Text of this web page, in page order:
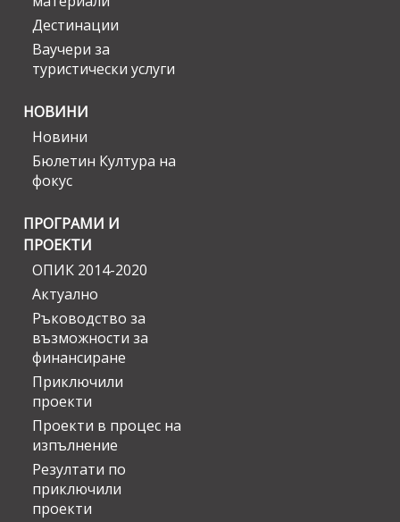
Дестинации
Ваучери за
туристически услуги
НОВИНИ
Новини
Бюлетин Култура на
фокус
ПРОГРАМИ И
ПРОЕКТИ
ОПИК 2014-2020
Актуално
Ръководство за
възможности за
финансиране
Приключили
проекти
Проекти в процес на
изпълнение
Резултати по
приключили
проекти